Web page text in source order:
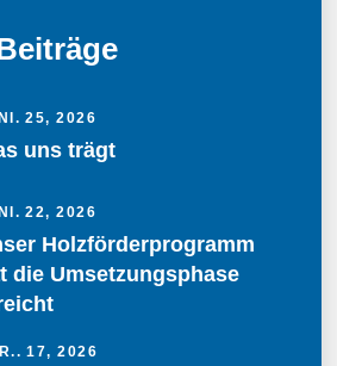
25, 2026
uns trägt
22, 2026
Holzförderprogramm
die Umsetzungsphase
17, 2026